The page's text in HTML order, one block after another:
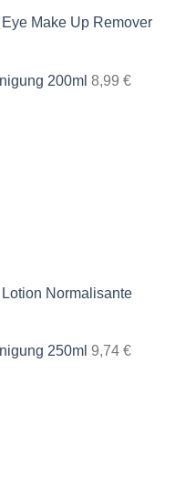
Make Up Remover
200ml 8,99 €
Normalisante
250ml 9,74 €